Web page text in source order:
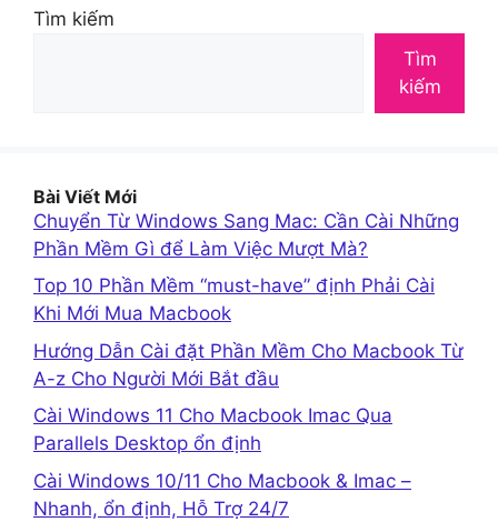
Tìm kiếm
Tìm
kiếm
Bài Viết Mới
Chuyển Từ Windows Sang Mac: Cần Cài Những
Phần Mềm Gì để Làm Việc Mượt Mà?
Top 10 Phần Mềm “must-have” định Phải Cài
Khi Mới Mua Macbook
Hướng Dẫn Cài đặt Phần Mềm Cho Macbook Từ
A-z Cho Người Mới Bắt đầu
Cài Windows 11 Cho Macbook Imac Qua
Parallels Desktop ổn định
Cài Windows 10/11 Cho Macbook & Imac –
Nhanh, ổn định, Hỗ Trợ 24/7